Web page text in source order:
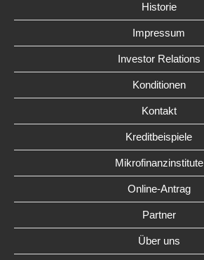
Historie
Impressum
Investor Relations
Konditionen
Kontakt
Kreditbeispiele
Mikrofinanzinstitute
Online-Antrag
Partner
Über uns